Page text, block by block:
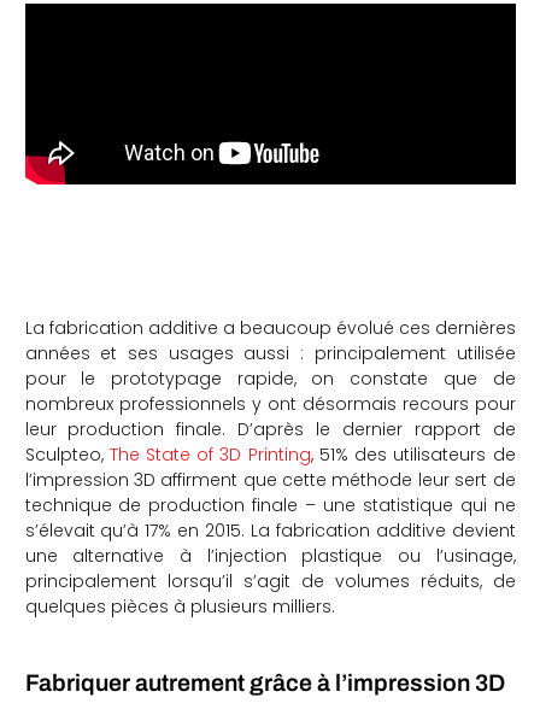
La fabrication additive a beaucoup évolué ces dernières
années et ses usages aussi : principalement utilisée
pour le prototypage rapide, on constate que de
nombreux professionnels y ont désormais recours pour
leur production finale. D’après le dernier rapport de
Sculpteo, The State of 3D Printing, 51% des utilisateurs de
l’impression 3D affirment que cette méthode leur sert de
technique de production finale – une statistique qui ne
s’élevait qu’à 17% en 2015. La fabrication additive devient
une alternative à l’injection plastique ou l’usinage,
principalement lorsqu’il s’agit de volumes réduits, de
quelques pièces à plusieurs milliers.
Fabriquer autrement grâce à l’impression 3D